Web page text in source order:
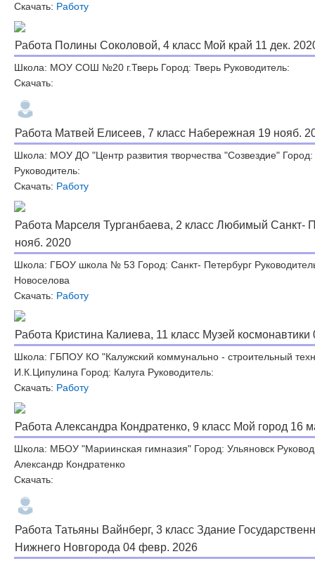
Скачать: Работу
Работа Полины Соколовой, 4 класс Мой край 11 дек.
Школа: МОУ СОШ №20 г.Тверь Город: Тверь Руководитель:
Скачать:
Работа Матвей Елисеев, 7 класс Набережная 19 нояб.
Школа: МОУ ДО "Центр развития творчества "Созвездие"
Руководитель:
Скачать: Работу
Работа Марселя Турганбаева, 2 класс Любимый Санкт-
нояб. 2020
Школа: ГБОУ школа № 53 Город: Санкт- Петербург
Новоселова
Скачать: Работу
Работа Кристина Калиева, 11 класс Музей
Школа: ГБПОУ КО "Калужский коммунально - строительный
И.К.Ципулина Город: Калуга Руководитель:
Скачать: Работу
Работа Александра Кондратенко, 9 класс Мой город 16
Школа: МБОУ "Мариинская гимназия" Город: Ульяновск
Александр Кондратенко
Скачать:
Работа Татьяны Вайнберг, 3 класс Здание
Нижнего Новгорода 04 февр. 2026